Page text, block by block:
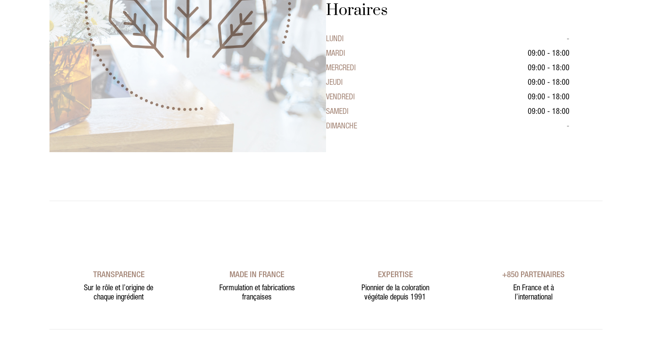
Horaires
LUNDI
-
MARDI
09:00 - 18:00
MERCREDI
09:00 - 18:00
JEUDI
09:00 - 18:00
VENDREDI
09:00 - 18:00
SAMEDI
09:00 - 18:00
DIMANCHE
-
TRANSPARENCE
Sur le rôle et l’origine de
chaque ingrédient
MADE IN FRANCE
Formulation et fabrications
françaises
EXPERTISE
Pionnier de la coloration
végétale depuis 1991
+850 PARTENAIRES
En France et à
l’international